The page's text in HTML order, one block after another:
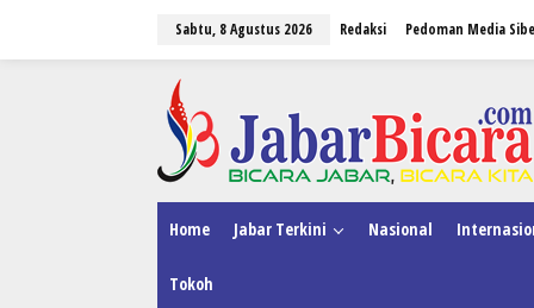
Sabtu, 8 Agustus 2026 Redaksi Pedoman Media
Home Jabar Terkini Nasional
Tokoh